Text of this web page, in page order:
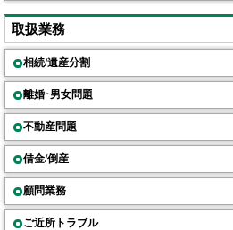
取扱業務
相続/遺産分割
離婚･男女問題
不動産問題
借金/倒産
顧問業務
ご近所トラブル